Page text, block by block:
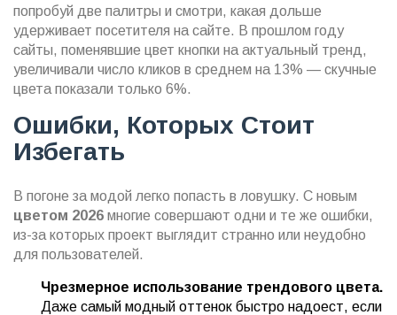
попробуй две палитры и смотри, какая дольше
удерживает посетителя на сайте. В прошлом году
сайты, поменявшие цвет кнопки на актуальный тренд,
увеличивали число кликов в среднем на 13% — скучные
цвета показали только 6%.
Ошибки, Которых Стоит
Избегать
В погоне за модой легко попасть в ловушку. С новым
цветом 2026 многие совершают одни и те же ошибки,
из-за которых проект выглядит странно или неудобно
для пользователей.
Чрезмерное использование трендового цвета.
Даже самый модный оттенок быстро надоест, если